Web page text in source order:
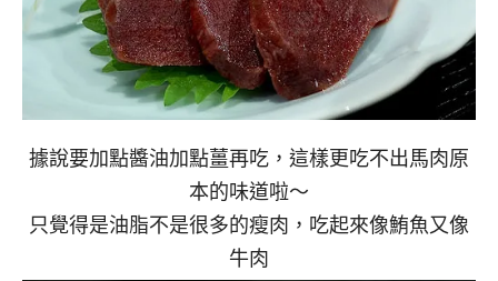
據說要加點醬油加點薑再吃，這樣更吃不出馬肉原
本的味道啦～
只覺得是油脂不是很多的瘦肉，吃起來像鮪魚又像
牛肉